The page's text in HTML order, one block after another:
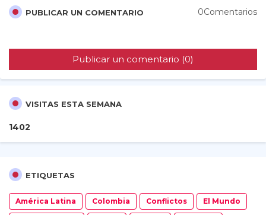
PUBLICAR UN COMENTARIO 0Comentarios
Publicar un comentario (0)
VISITAS ESTA SEMANA
1402
ETIQUETAS
América Latina Colombia Conflictos El Mundo